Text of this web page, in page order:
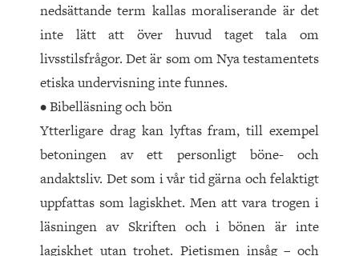
nedsättande term kallas moraliserande är det
inte lätt att över huvud taget tala om
livsstilsfrågor. Det är som om Nya testamentets
etiska undervisning inte funnes.
• Bibelläsning och bön
Ytterligare drag kan lyftas fram, till exempel
betoningen av ett personligt böne- och
andaktsliv. Det som i vår tid gärna och felaktigt
uppfattas som lagiskhet. Men att vara trogen i
läsningen av Skriften och i bönen är inte
lagiskhet utan trohet. Pietismen insåg – och